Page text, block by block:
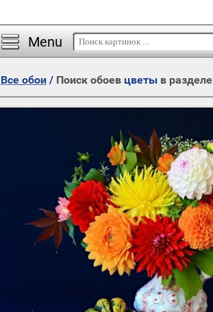
Menu
Все обои/ Поиск обоев цветыв разделе